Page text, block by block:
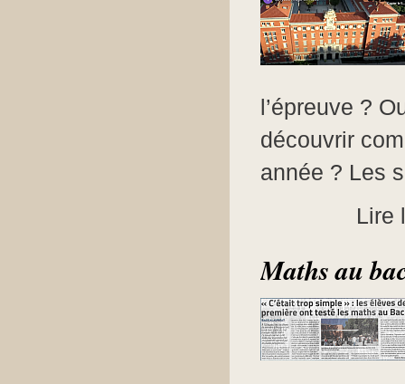
l’épreuve ?
découvrir
année ? Les
Lire
Maths au